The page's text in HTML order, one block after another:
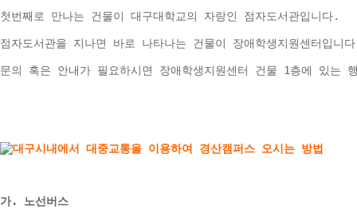
첫번째로 만나는 건물이 대구대학교의 자랑인 점자도서관입니다.
점자도서관을 지나면 바로 나타나는 건물이 장애학생지원센터입니
문의 혹은 안내가 필요하시면 장애학생지원센터 건물 1층에 있는
가. 노선버스